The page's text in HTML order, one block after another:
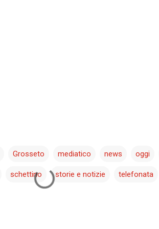
Grosseto mediatico news oggi
schettino storie e notizie telefonata